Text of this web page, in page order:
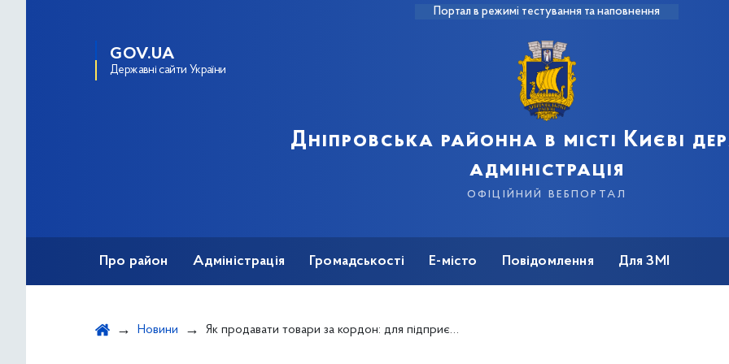
Портал в режимі тестування та наповнення
GOV.UA
Державні сайти України
Дніпровська районна в місті Києві
адміністрація
офіційний вебпортал
Про район Адміністрація Громадськості Е-місто Повідомлення Для ЗМІ
Новини Як продавати товари за кордон: для підприємців створено безплатний навчальний курс з електронної комерції